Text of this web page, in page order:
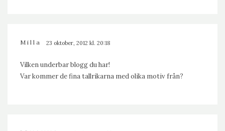
Milla 23 oktober, 2012 kl. 20:18
Vilken underbar blogg du har!
Var kommer de fina tallrikarna med olika motiv från?